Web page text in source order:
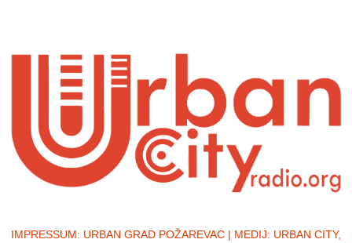
IMPRESSUM: URBAN GRAD POŽAREVAC | MEDIJ: URBAN CITY,